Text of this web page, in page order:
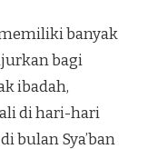
banyak
bagi
ibadah,
di hari-hari
bulan Sya’ban